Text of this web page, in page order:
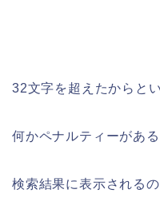
32文字を超えたからと
何かペナルティーがあ
検索結果に表示される